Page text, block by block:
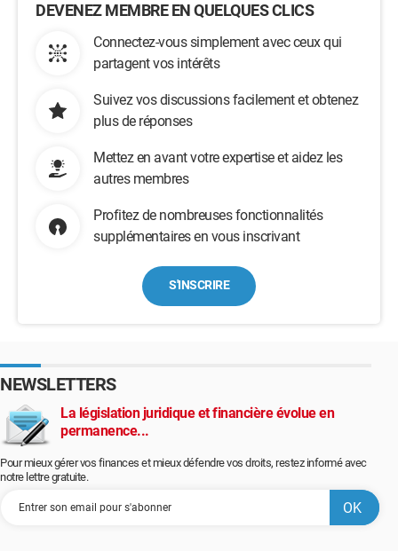
DEVENEZ MEMBRE EN QUELQUES CLICS
Connectez-vous simplement avec ceux qui
partagent vos intérêts
Suivez vos discussions facilement et obtenez
plus de réponses
Mettez en avant votre expertise et aidez les
autres membres
Profitez de nombreuses fonctionnalités
supplémentaires en vous inscrivant
S'INSCRIRE
NEWSLETTERS
La législation juridique et financière évolue en
permanence...
Pour mieux gérer vos finances et mieux défendre vos droits, restez informé avec
notre lettre gratuite.